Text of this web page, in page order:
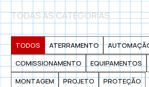
TODAS AS CATEGORIAS
ATERRAMENTO
COMISSIONAMENTO
EQUIPAMENTOS
MONTAGEM
PROJETO PROTEÇÃO
TODOS